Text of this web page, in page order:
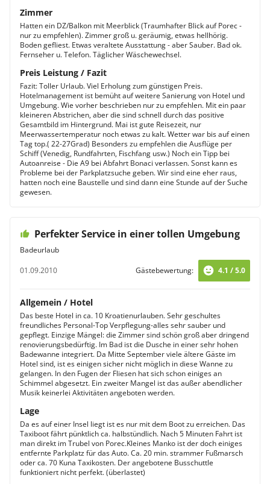
Zimmer
Hatten ein DZ/Balkon mit Meerblick (Traumhafter Blick auf Porec -
nur zu empfehlen). Zimmer groß u. geräumig, etwas hellhörig.
Boden gefliest. Etwas veraltete Ausstattung - aber Sauber. Bad ok.
Fernseher u. Telefon. Täglicher Wäschewechsel.
Preis Leistung / Fazit
Fazit: Toller Urlaub. Viel Erholung zum günstigen Preis.
Hotelmanagement ist bemüht auf weitere Sanierung von Hotel und
Umgebung. Wie vorher beschrieben nur zu empfehlen. Mit ein paar
kleineren Abstrichen, aber die sind schnell durch das positive
Gesamtbild im Hintergrund. Mai ist gute Reisezeit, nur
Meerwassertemperatur noch etwas zu kalt. Wetter war bis auf einen
Tag top.( 22-27Grad) Besonders zu empfehlen die Ausflüge per
Schiff (Venedig, Rundfahrten, Fischfang usw.) Noch ein Tipp bei
Autoanreise - Die A9 bei Abfahrt Bonaci verlassen. Sonst kann es
Probleme bei der Parkplatzsuche geben. Wir sind eine eher raus,
hatten noch eine Baustelle und sind dann eine Stunde auf der Suche
gewesen.
Perfekter Service in einer tollen Umgebung
Badeurlaub
01.09.2010
Gästebewertung: 4.1 / 5.0
Allgemein / Hotel
Das beste Hotel in ca. 10 Kroatienurlauben. Sehr geschultes
freundliches Personal-Top Verpflegung-alles sehr sauber und
gepflegt. Einzige Mängel: die Zimmer sind schön groß aber dringend
renovierungsbedürftig. Im Bad ist die Dusche in einer sehr hohen
Badewanne integriert. Da Mitte September viele ältere Gäste im
Hotel sind, ist es einigen sicher nicht möglich in diese Wanne zu
gelangen. In den Fugen der Fliesen hat sich schon einiges an
Schimmel abgesetzt. Ein zweiter Mangel ist das außer abendlicher
Musik keinerlei Aktivitäten angeboten werden.
Lage
Da es auf einer Insel liegt ist es nur mit dem Boot zu erreichen. Das
Taxiboot fährt pünktlich ca. halbstündlich. Nach 5 Minuten Fahrt ist
man direkt im Trubel von Porec.Kleines Manko ist der doch einiges
entfernte Parkplatz für das Auto. Ca. 20 min. strammer Fußmarsch
oder ca. 70 Kuna Taxikosten. Der angebotene Busschuttle
funktioniert nicht perfekt. (überlastet)